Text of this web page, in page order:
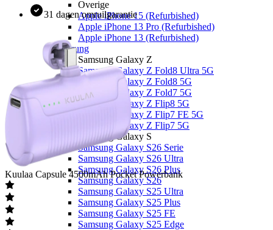
Overige
Apple iPhone 15 (Refurbished)
Apple iPhone 13 Pro (Refurbished)
Apple iPhone 13 (Refurbished)
Samsung
Samsung Galaxy Z
Samsung Galaxy Z Fold8 Ultra 5G
Samsung Galaxy Z Fold8 5G
Samsung Galaxy Z Fold7 5G
Samsung Galaxy Z Flip8 5G
Samsung Galaxy Z Flip7 FE 5G
Samsung Galaxy Z Flip7 5G
Samsung Galaxy S
Samsung Galaxy S26 Serie
Samsung Galaxy S26 Ultra
Samsung Galaxy S26 Plus
Samsung Galaxy S26
Samsung Galaxy S25 Ultra
Samsung Galaxy S25 Plus
Samsung Galaxy S25 FE
Samsung Galaxy S25 Edge
31 dagen omruilgarantie
Kuulaa Capsule 4500mAh Pocket Powerbank